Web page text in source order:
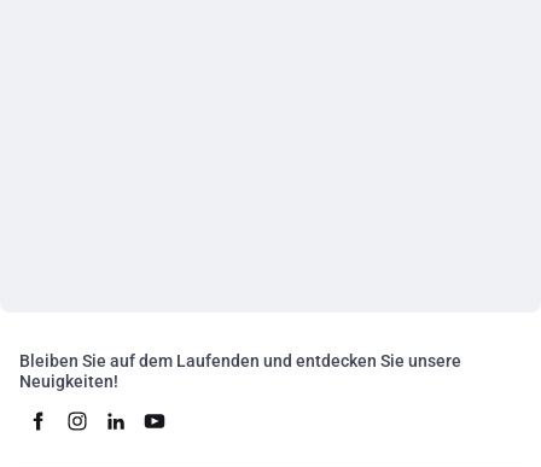
Bleiben Sie auf dem Laufenden und entdecken Sie unsere
Neuigkeiten!